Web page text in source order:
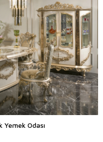
Yemek Odası